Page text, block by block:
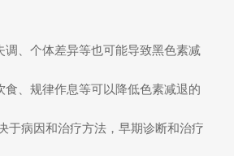
、个体差异等也可能导致黑色素减
、规律作息等可以降低色素减退的
于病因和治疗方法，早期诊断和治疗